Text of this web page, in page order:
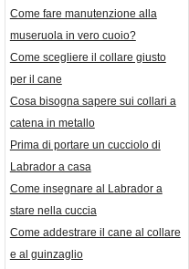
Come fare manutenzione alla
museruola in vero cuoio?
Come scegliere il collare giusto
per il cane
Cosa bisogna sapere sui collari a
catena in metallo
Prima di portare un cucciolo di
Labrador a casa
Come insegnare al Labrador a
stare nella cuccia
Come addestrare il cane al collare
e al guinzaglio